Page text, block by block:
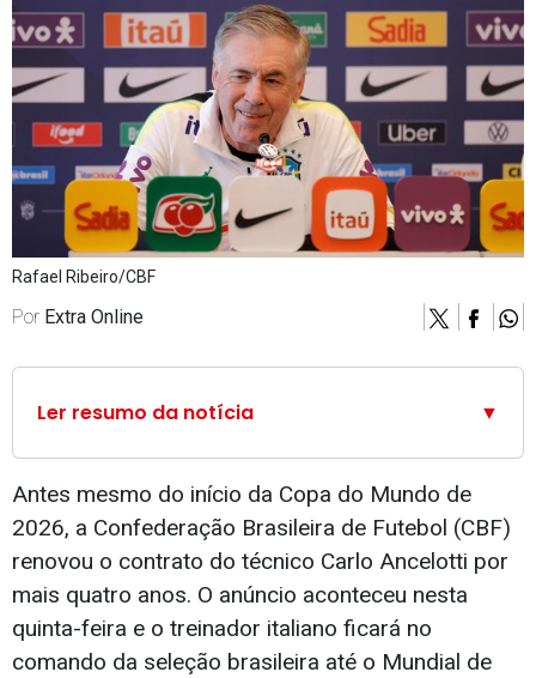
Rafael Ribeiro/CBF
Por Extra Online
Ler resumo da notícia ▼
Antes mesmo do início da Copa do Mundo de
2026, a Confederação Brasileira de Futebol (CBF)
renovou o contrato do técnico Carlo Ancelotti por
mais quatro anos. O anúncio aconteceu nesta
quinta-feira e o treinador italiano ficará no
comando da seleção brasileira até o Mundial de